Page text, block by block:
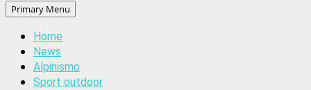
Primary Menu
Home
News
Alpinismo
Sport outdoor